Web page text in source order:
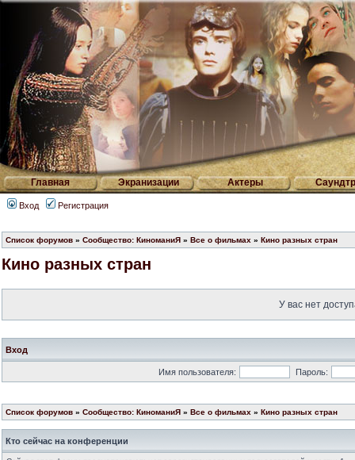
Главная Экранизации Актеры
Вход Регистрация
Список форумов » Сообщество: КиноманиЯ » Все о фильмах » Кино разных стран
Кино разных стран
У вас нет
Вход
Имя пользователя: Пароль:
Список форумов » Сообщество: КиноманиЯ » Все о фильмах » Кино разных стран
Кто сейчас на конференции